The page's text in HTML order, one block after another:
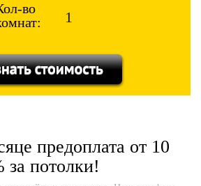
во
предоплата от 10
за потолки!